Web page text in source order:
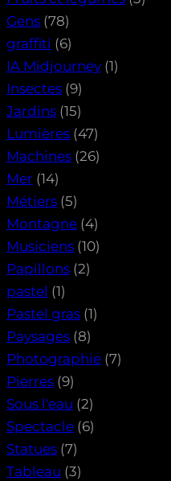
Gens (78)
graffiti (6)
IA Midjourney (1)
Insectes (9)
Jardins (15)
Lumières (47)
Machines (26)
Mer (14)
Métiers (5)
Montagne (4)
Musiciens (10)
Papillons (2)
pastel (1)
Pastel gras (1)
Paysages (8)
Photographie (7)
Pierres (9)
Sous l'eau (2)
Spectacle (6)
Statues (7)
Tableau (3)